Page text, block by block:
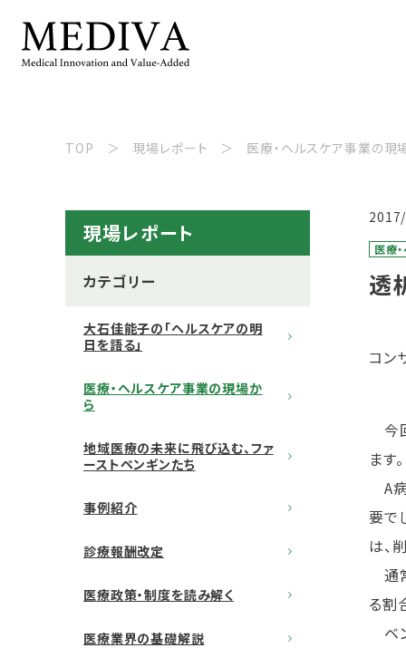
TOP 現場レポート 医療・ヘルスケア事業の現
現場レポート
カテゴリー
大石佳能子の「ヘルスケアの明
日を語る」
医療・ヘルスケア事業の現場か
ら
地域医療の未来に飛び込む、ファ
ーストペンギンたち
事例紹介
診療報酬改定
医療政策・制度を読み解く
医療業界の基礎解説
医療
透
コン
今
ます。
A
要で
は、
通
る割
ベ